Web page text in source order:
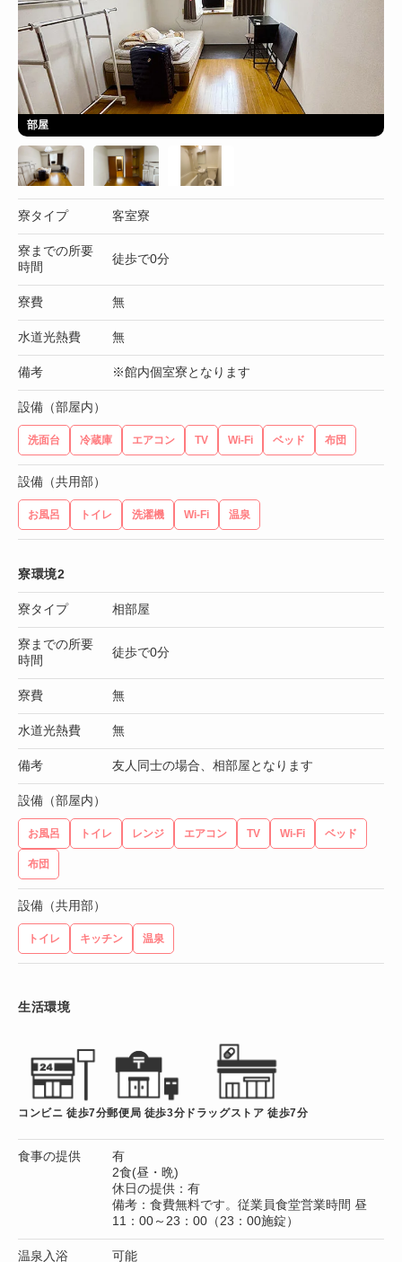
部屋
寮タイプ 客室寮
寮までの所要
時間
徒歩で0分
寮費 無
水道光熱費 無
備考 ※館内個室寮となります
設備（部屋内）
洗面台 冷蔵庫 エアコン TV Wi-Fi ベッド 布団
設備（共用部）
お風呂 トイレ 洗濯機 Wi-Fi 温泉
寮環境2
寮タイプ 相部屋
寮までの所要
時間
徒歩で0分
寮費 無
水道光熱費 無
備考 友人同士の場合、相部屋となります
設備（部屋内）
お風呂 トイレ レンジ エアコン TV Wi-Fi ベッド
布団
設備（共用部）
トイレ キッチン 温泉
生活環境
コンビニ 徒歩7分郵便局 徒歩3分 ドラッグストア 徒歩7分
食事の提供
有
2食(昼・晩)
休日の提供：有
備考：食費無料です。従業員食堂営業時間 昼
11：00～23：00（23：00施錠）
温泉入浴 可能